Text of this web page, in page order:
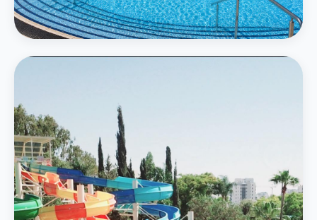
בריכה חיצונית גדולה
פרטים נוספים